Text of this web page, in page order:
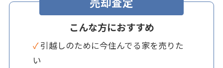
こんな方におすすめ
✓ 引越しのために今住んでる家を売りた
い